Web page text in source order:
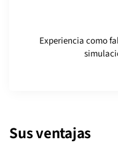
Experiencia como
Sus ventajas